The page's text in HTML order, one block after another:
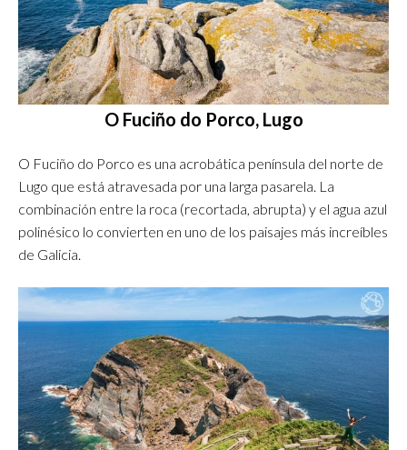
O Fuciño do Porco, Lugo
O Fuciño do Porco es una acrobática península del norte de
Lugo que está atravesada por una larga pasarela. La
combinación entre la roca (recortada, abrupta) y el agua azul
polinésico lo convierten en uno de los paisajes más increíbles
de Galicia.